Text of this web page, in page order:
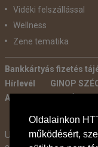
Oldalainkon
működésért,
Vidéki felszállással
Wellness
Zene tematika
Bankkártyás fizetés
Hírlevél
GINOP
Ajánlatkérés
Utazási Iroda -TdM